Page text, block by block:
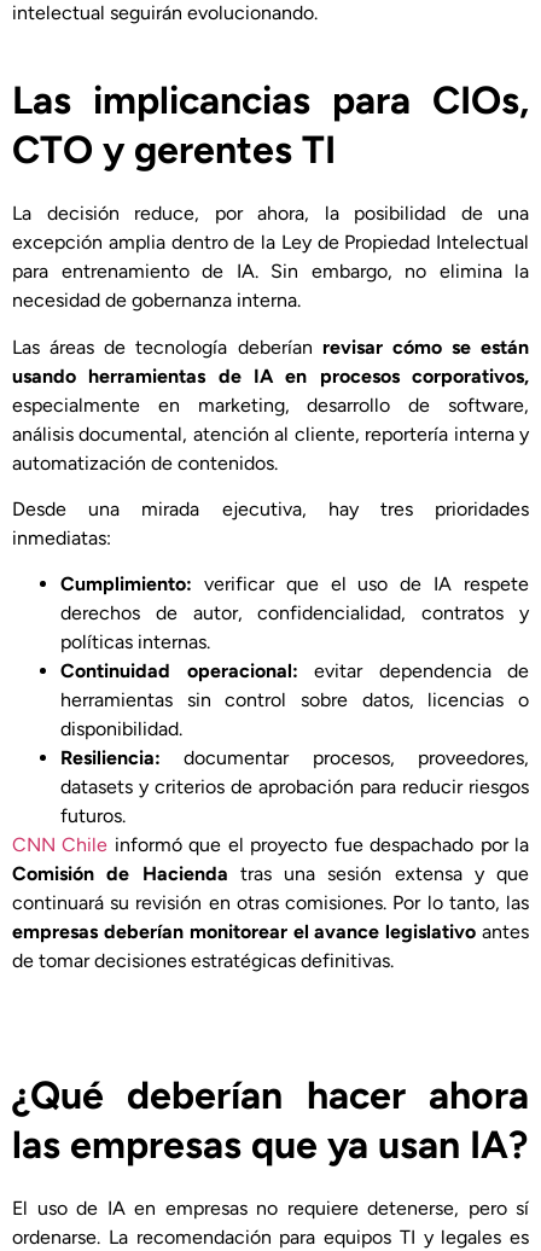
intelectual seguirán evolucionando.
Las implicancias para CIOs,
CTO y gerentes TI
La decisión reduce, por ahora, la posibilidad de una
excepción amplia dentro de la Ley de Propiedad Intelectual
para entrenamiento de IA. Sin embargo, no elimina la
necesidad de gobernanza interna.
Las áreas de tecnología deberían revisar cómo se están
usando herramientas de IA en procesos corporativos,
especialmente en marketing, desarrollo de software,
análisis documental, atención al cliente, reportería interna y
automatización de contenidos.
Desde una mirada ejecutiva, hay tres prioridades
inmediatas:
Cumplimiento: verificar que el uso de IA respete
derechos de autor, confidencialidad, contratos y
políticas internas.
Continuidad operacional: evitar dependencia de
herramientas sin control sobre datos, licencias o
disponibilidad.
Resiliencia: documentar procesos, proveedores,
datasets y criterios de aprobación para reducir riesgos
futuros.
CNN Chile informó que el proyecto fue despachado por la
Comisión de Hacienda tras una sesión extensa y que
continuará su revisión en otras comisiones. Por lo tanto, las
empresas deberían monitorear el avance legislativo antes
de tomar decisiones estratégicas definitivas.
¿Qué deberían hacer ahora
las empresas que ya usan IA?
El uso de IA en empresas no requiere detenerse, pero sí
ordenarse. La recomendación para equipos TI y legales es